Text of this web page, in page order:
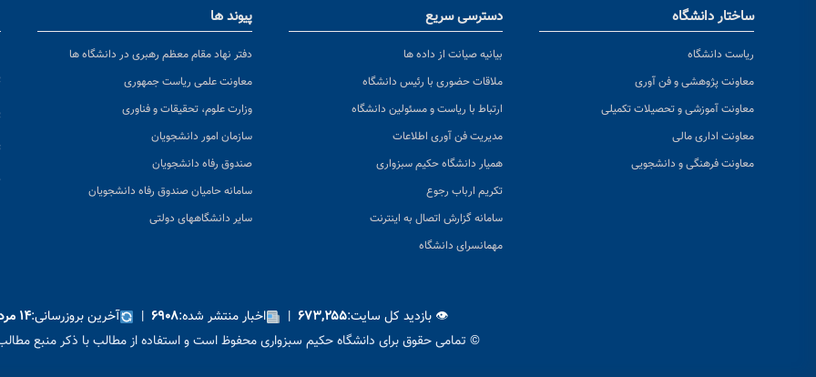
ساختار دانشگاه
ریاست دانشگاه
معاونت پژوهشی و فن آوری
معاونت آموزشی و تحصیلات تکمیلی
معاونت اداری مالی
معاونت فرهنگی و دانشجویی
دسترسی سریع
بیانیه صیانت از داده ها
ملاقات حضوری با رئیس دانشگاه
ارتباط با ریاست و مسئولین دانشگاه
مدیریت فن آوری اطلاعات
همیار دانشگاه حکیم سبزواری
تکریم ارباب رجوع
سامانه گزارش اتصال به اینترنت
مهمانسرای دانشگاه
پیوند ها
دفتر نهاد مقام معظم رهبری در دانشگاه ها
معاونت علمی ریاست جمهوری
وزارت علوم، تحقیقات و فناوری
سازمان امور دانشجویان
صندوق رفاه دانشجویان
سامانه حامیان صندوق رفاه دانشجویان
سایر دانشگاههای دولتی
👁 بازدید کل سایت:۶۷۳,۲۵۵ | اخبار منتشر شده:۶۹۰۸ | آخرین بروزرسانی:۱۴ مرداد ۱۴۰۵
© تمامی حقوق برای دانشگاه حکیم سبزواری محفوظ است و استفاده از مطالب با ذکر منبع